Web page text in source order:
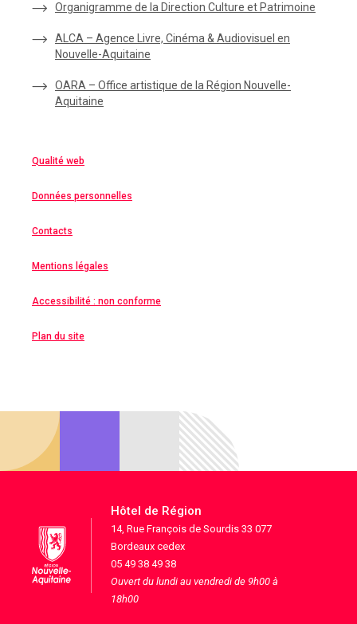
Organigramme de la Direction Culture et Patrimoine
ALCA – Agence Livre, Cinéma & Audiovisuel en
Nouvelle-Aquitaine
OARA – Office artistique de la Région Nouvelle-
Aquitaine
Qualité web
Données personnelles
Contacts
Mentions légales
Accessibilité : non conforme
Plan du site
Hôtel de Région
14, Rue François de Sourdis 33 077
Bordeaux cedex
05 49 38 49 38
Ouvert du lundi au vendredi de 9h00 à
18h00